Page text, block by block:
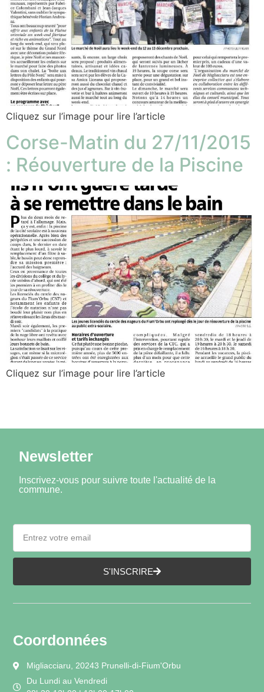
Cliquez sur l’image pour lire l’article
Corse-Matin du 27/11/2015
: Réouverture de la Piscine
Cliquez sur l’image pour lire l’article
Newsletter
Inscrivez-vous pour suivre toute l'actualité de la
commune.
S'INSCRIRE
Coordonnées
Migliacciaru, 20243 Prunelli-di-Fium'Orbu
Du Lundi au Vendredi